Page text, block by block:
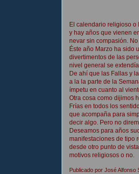
El calendario religioso o
y hay años que vienen
nevar sin compasión.
Éste año Marzo ha sido
divertimentos de las
nivel general se
De ahí que las Fallas y
a la la parte de la
ímpetu en cuanto al
Otra cosa como dijimos
Frías en todos los
que acompaña para
decir algo. Pero no
Deseamos para años
manifestaciones de tipo
desde otro punto de
motivos religiosos o no.
Publicado por José Alfonso